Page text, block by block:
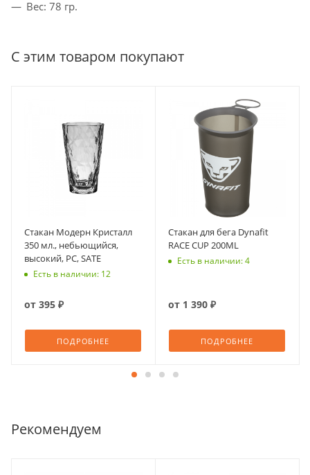
Вес: 78 гр.
С этим товаром покупают
Стакан Модерн Кристалл
350 мл., небьющийся,
высокий, PС, SATE
Есть в наличии: 12
от 395 ₽
ПОДРОБНЕЕ
Стакан для бега Dynafit
RACE CUP 200ML
Есть в наличии: 4
от 1 390 ₽
ПОДРОБНЕЕ
Рекомендуем